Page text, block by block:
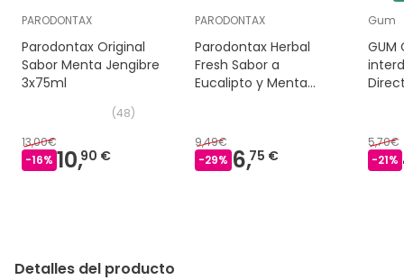
PARODONTAX
Parodontax Original
Sabor Menta Jengibre
3x75ml
(48)
13,00€
-16% 10,90 €
PARODONTAX
Parodontax Herbal
Fresh Sabor a
Eucalipto y Menta
9,49€
-29% 6,75 €
Gum
GUM
5,70€
-21%
Detalles del producto